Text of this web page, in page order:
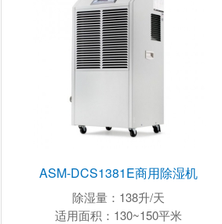
ASM-DCS1381E商用除湿机
除湿量：138升/天
适用面积：130~150平米